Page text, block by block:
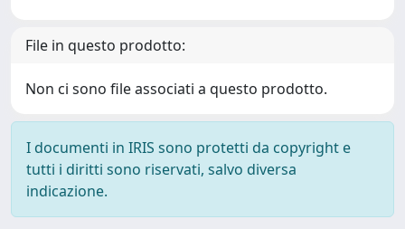
File in questo prodotto:
Non ci sono file associati a questo prodotto.
I documenti in IRIS sono protetti da copyright e
tutti i diritti sono riservati, salvo diversa
indicazione.